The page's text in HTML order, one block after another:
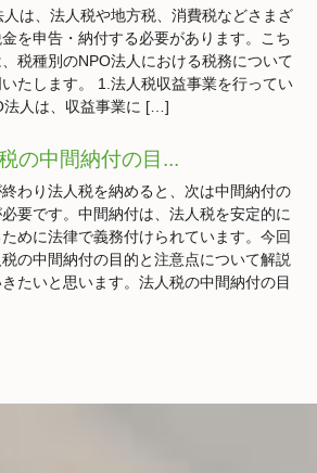
人は、法人税や地方税、消費税などさまざ
金を申告・納付する必要があります。こち
、税種別のNPO法人における税務について
いたします。 1.法人税収益事業を行ってい
法人は、収益事業に […]
の中間納付の目...
わり法人税を納めると、次は中間納付の
要です。中間納付は、法人税を安定的に
めに法律で義務付けられています。今回
の中間納付の目的と注意点について解説
きたいと思います。法人税の中間納付の目